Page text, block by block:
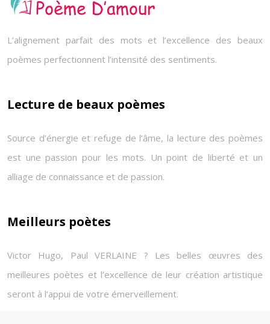
L’alignement parfait des mots et l’excellence des beaux
poèmes perfectionnent l’intensité des sentiments.
Lecture de beaux poèmes
Source d’énergie et refuge de l’âme, la lecture des poèmes
est une passion pour les mots. Un point de liberté et un
alliage de connaissance et de passion.
Meilleurs poètes
Victor Hugo, Paul VERLAINE ? Les belles œuvres des
meilleures poètes et l’excellence de leur création artistique
seront à l’appui de votre émerveillement.